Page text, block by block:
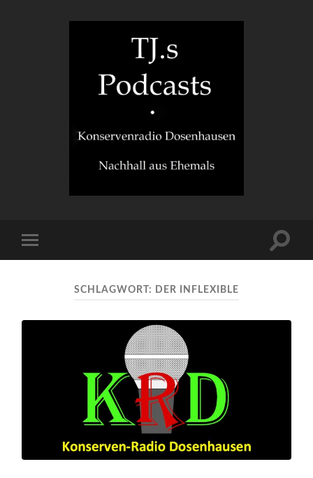
Menü
SCHLAGWORT: DER INFLEXIBLE